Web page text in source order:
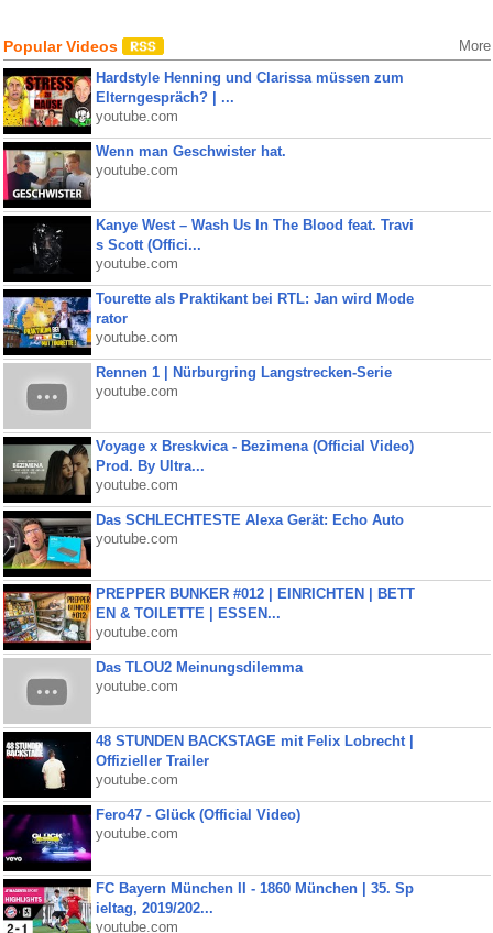
Popular Videos More
Hardstyle Henning und Clarissa müssen zum
Elterngespräch? | ...
youtube.com
Wenn man Geschwister hat.
youtube.com
Kanye West – Wash Us In The Blood feat. Travi
s Scott (Offici...
youtube.com
Tourette als Praktikant bei RTL: Jan wird Mode
rator
youtube.com
Rennen 1 | Nürburgring Langstrecken-Serie
youtube.com
Voyage x Breskvica - Bezimena (Official Video)
Prod. By Ultra...
youtube.com
Das SCHLECHTESTE Alexa Gerät: Echo Auto
youtube.com
PREPPER BUNKER #012 | EINRICHTEN | BETT
EN & TOILETTE | ESSEN...
youtube.com
Das TLOU2 Meinungsdilemma
youtube.com
48 STUNDEN BACKSTAGE mit Felix Lobrecht |
Offizieller Trailer
youtube.com
Fero47 - Glück (Official Video)
youtube.com
FC Bayern München II - 1860 München | 35. Sp
ieltag, 2019/202...
youtube.com